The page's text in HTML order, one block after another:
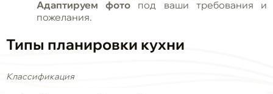
Адаптируем фото под ваши требования и
пожелания.
Типы планировки кухни
Классификация